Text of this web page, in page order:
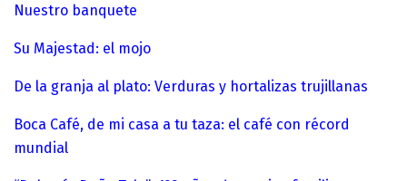
Nuestro banquete
Su Majestad: el mojo
De la granja al plato: Verduras y hortalizas trujillanas
Boca Café, de mi casa a tu taza: el café con récord
mundial